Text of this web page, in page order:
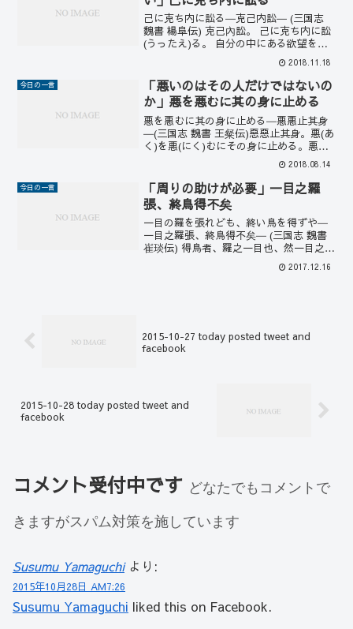
己に克ち内に訟る―克己内訟― (三国志
魏書 楊阜伝) 克己內訟。 己に克ち内に訟
(うったえ)る。 自分の中にある欲望を克
服するように意識する。 自分の中にある
欲望に打ち克つことを心の中で常に意識
するということです。 できるトップは私
欲より...
2018.11.18
今日の一言
「悪いのはその人だけではないの
か」悪を悪むに其の身に止める
悪を悪むに其の身に止める―悪悪止其身
―(三国志 魏書 王粲伝)惡惡止其身。悪(あ
く)を悪(にく)むにその身に止める。悪を
憎んでもその人だけに留める。人を批判
するのに、その家族や先祖までをも対象
にすべきでない、その人だけで止めてお
くということ...
2018.08.14
今日の一言
「周りの助けが必要」一目之羅
張、終鳥得不矣
一目の羅を張れども、終い鳥を得ずや―
一目之羅張、終鳥得不矣― (三国志 魏書
崔琰伝) 得鳥者、羅之一目也、然一目之羅
張、終鳥得不矣。 鳥を得るものは、羅こ
れ一目なり、しかるに一目の羅を張れど
2017.12.16
2015-10-27 today posted tweet and
facebook
2015-10-28 today posted tweet and
facebook
コメント受付中です どなたでもコメントで
きますがスパム対策を施しています
Susumu Yamaguchi より:
2015年10月28日 AM7:26
Susumu Yamaguchi liked this on Facebook.